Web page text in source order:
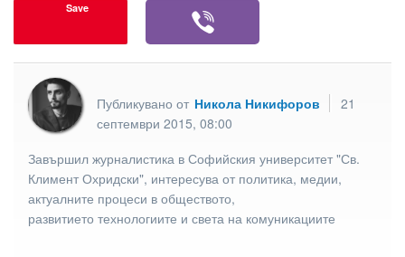
Save
Публикувано от Никола Никифоров
21
септември 2015, 08:00
Завършил журналистика в Софийския университет "Св.
Климент Охридски", интересува от политика, медии,
актуалните процеси в обществото,
развитието технологиите и света на комуникациите